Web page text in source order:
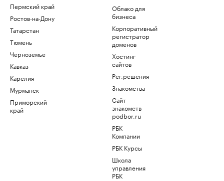
Пермский край
Ростов-на-Дону
Татарстан
Тюмень
Черноземье
Кавказ
Карелия
Мурманск
Приморский
край
Облако для
бизнеса
Корпоративный
регистратор
доменов
Хостинг
сайтов
Рег.решения
Знакомства
Сайт
знакомств
podbor.ru
РБК
Компании
РБК Курсы
Школа
управления
РБК